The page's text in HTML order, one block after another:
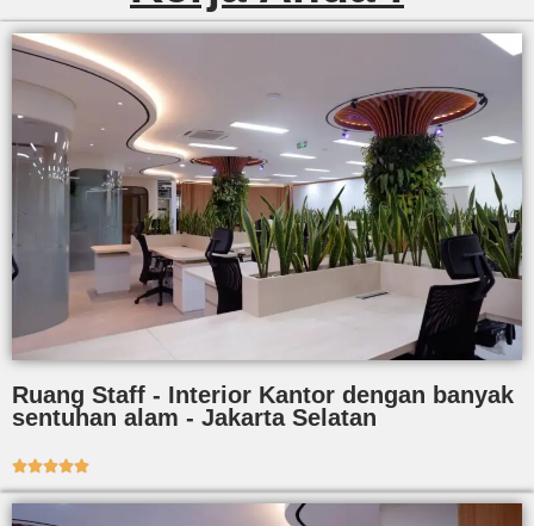
Ruang Staff - Interior Kantor dengan banyak
sentuhan alam - Jakarta Selatan
